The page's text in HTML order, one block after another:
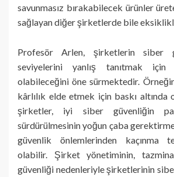
savunmasız bırakabilecek ürünler
sağlayan diğer şirketlerde bile
Profesör Arlen, şirketlerin siber
seviyelerini yanlış tanıtmak için
olabileceğini öne sürmektedir.
kârlılık elde etmek için baskı altında
şirketler, iyi siber güvenliğin
sürdürülmesinin yoğun çaba
güvenlik önlemlerinden kaçınma
olabilir. Şirket yönetiminin,
güvenliği nedenleriyle şirketlerinin siber